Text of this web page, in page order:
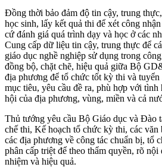
Đồng thời bảo đảm độ tin cậy, trung
học sinh, lấy kết quả thi để xét công
cứ đánh giá quá trình dạy và học ở các
Cung cấp dữ liệu tin cậy, trung thực để
giáo dục nghề nghiệp sử dụng trong
đồng bộ, chặt chẽ, hiệu quả giữa Bộ
địa phương để tổ chức tốt kỳ thi và tuyển
mục tiêu, yêu cầu đề ra, phù hợp với
hội của địa phương, vùng, miền và cả
Thủ tướng yêu cầu Bộ Giáo dục và Đào
chế thi, Kế hoạch tổ chức kỳ thi, các văn
các địa phương về công tác chuẩn bị, tổ
phân cấp triệt để theo thẩm quyền, rõ
nhiệm và hiệu quả.